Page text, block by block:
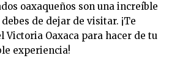
oaxaqueños son una increíble
de dejar de visitar. ¡Te
Victoria Oaxaca para hacer de tu
experiencia!